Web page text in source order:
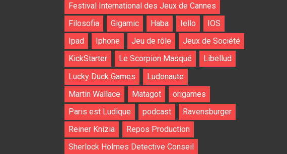
Festival International des Jeux de Cannes
Filosofia
Gigamic Haba Iello
IOS
Ipad
Iphone Jeu de rôle
Jeux de Société
KickStarter
Le Scorpion Masqué
Libellud
Lucky Duck Games
Ludonaute
Martin Wallace
Matagot
origames
Paris est Ludique
podcast
Ravensburger
Reiner Knizia
Repos Production
Sherlock Holmes Detective Conseil